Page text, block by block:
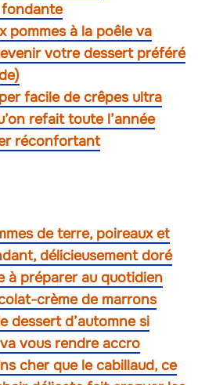
pommes à la poêle va
votre dessert préféré
facile de crêpes ultra
refait toute l’année
réconfortant
de terre, poireaux et
délicieusement doré
à préparer au quotidien
crème de marrons
dessert d’automne si
vous rendre accro
cher que le cabillaud, ce